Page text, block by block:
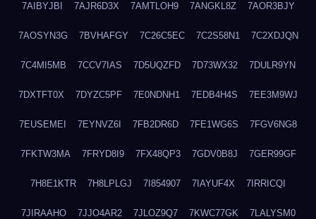
7AIBYJBI 7AJR6D3X 7AMTLOH9 7ANGKL8Z 7AOR3BJY
7AOSYN3G 7BVHAFGY 7C26C5EC 7C2S58N1 7C2XDJQN
7C4MI5MB 7CCV7IAS 7D5UQZFD 7D73WX32 7DULR9YN
7DXTFT0X 7DYZC5PF 7E0NDNH1 7EDB4H4S 7EE3M9WJ
7EUSEMEI 7EYNVZ6I 7FB2DR6D 7FE1WG6S 7FGV6NG8
7FKTW3MA 7FRYD8I9 7FX48QP3 7GDV0B8J 7GER99GF
7H8E1KTR 7H8LPLGJ 7I854907 7IAYUF4X 7IRRICQI
7JIRAAHO 7JJO4AR2 7JLOZ9Q7 7KWC77GK 7LALYSM0